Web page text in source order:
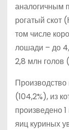
аналогичным
рогатый скот
том числе
лошади – до
2,8 млн голов
(104,2%), из
произведено
яиц куриных